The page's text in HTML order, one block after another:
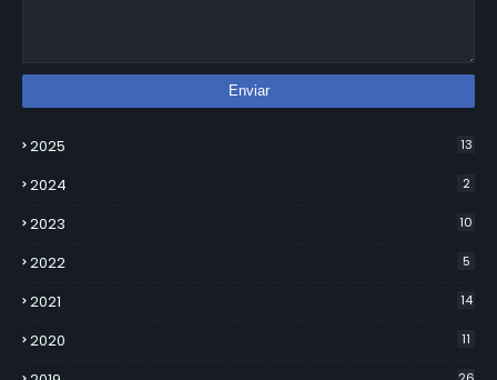
2025 13
2024 2
2023 10
2022 5
2021 14
2020 11